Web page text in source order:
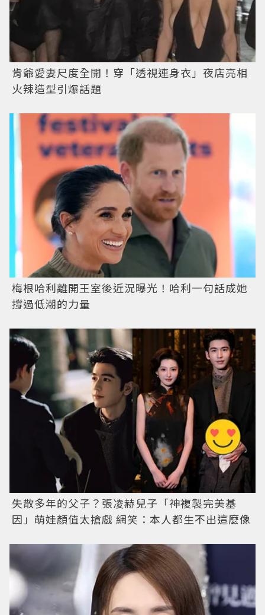
肯爺愛妻尺度全開！穿「透視連身衣」夜店亮相
火辣造型引爆話題
梅根哈利離開王室後近況曝光！哈利一句話成她
撐過低潮的力量
失散多年的父子？張凌赫兒子「神複製完美基
因」萌娃顏值太搶戲 網笑：本人都生不出這麼像